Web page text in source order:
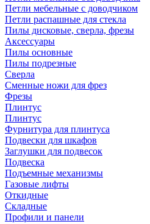
Петли мебельные с доводчиком
Петли распашные для стекла
Пилы дисковые, сверла, фрезы
Аксессуары
Пилы основные
Пилы подрезные
Сверла
Сменные ножи для фрез
Фрезы
Плинтус
Плинтус
Фурнитура для плинтуса
Подвески для шкафов
Заглушки для подвесок
Подвеска
Подъемные механизмы
Газовые лифты
Откидные
Складные
Профили и панели